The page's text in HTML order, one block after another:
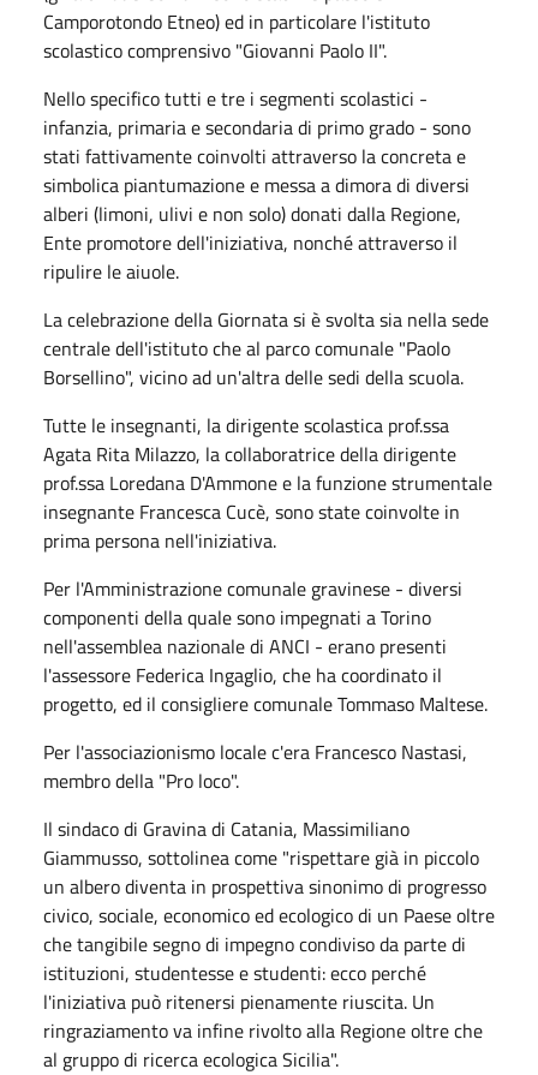
Camporotondo Etneo) ed in particolare l'istituto
scolastico comprensivo "Giovanni Paolo II".
Nello specifico tutti e tre i segmenti scolastici -
infanzia, primaria e secondaria di primo grado - sono
stati fattivamente coinvolti attraverso la concreta e
simbolica piantumazione e messa a dimora di diversi
alberi (limoni, ulivi e non solo) donati dalla Regione,
Ente promotore dell'iniziativa, nonché attraverso il
ripulire le aiuole.
La celebrazione della Giornata si è svolta sia nella sede
centrale dell'istituto che al parco comunale "Paolo
Borsellino", vicino ad un'altra delle sedi della scuola.
Tutte le insegnanti, la dirigente scolastica prof.ssa
Agata Rita Milazzo, la collaboratrice della dirigente
prof.ssa Loredana D'Ammone e la funzione strumentale
insegnante Francesca Cucè, sono state coinvolte in
prima persona nell'iniziativa.
Per l'Amministrazione comunale gravinese - diversi
componenti della quale sono impegnati a Torino
nell'assemblea nazionale di ANCI - erano presenti
l'assessore Federica Ingaglio, che ha coordinato il
progetto, ed il consigliere comunale Tommaso Maltese.
Per l'associazionismo locale c'era Francesco Nastasi,
membro della "Pro loco".
Il sindaco di Gravina di Catania, Massimiliano
Giammusso, sottolinea come "rispettare già in piccolo
un albero diventa in prospettiva sinonimo di progresso
civico, sociale, economico ed ecologico di un Paese oltre
che tangibile segno di impegno condiviso da parte di
istituzioni, studentesse e studenti: ecco perché
l'iniziativa può ritenersi pienamente riuscita. Un
ringraziamento va infine rivolto alla Regione oltre che
al gruppo di ricerca ecologica Sicilia".